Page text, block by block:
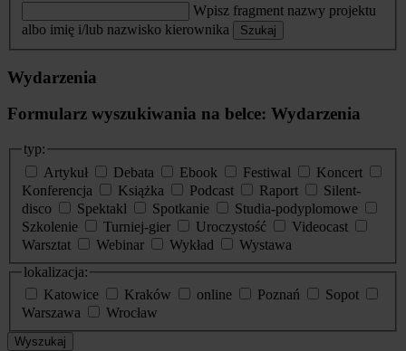
Wpisz fragment nazwy projektu
albo imię i/lub nazwisko kierownika
Szukaj
Wydarzenia
Formularz wyszukiwania na belce: Wydarzenia
typ:
Artykuł
Debata Ebook Festiwal
Koncert
Konferencja
Książka Podcast Raport
Silent-
disco
Spektakl Spotkanie
Studia-podyplomowe
Szkolenie
Turniej-gier Uroczystość
Videocast
Warsztat
Webinar Wykład
Wystawa
lokalizacja:
Katowice
Kraków online Poznań
Sopot
Warszawa
Wrocław
Wyszukaj